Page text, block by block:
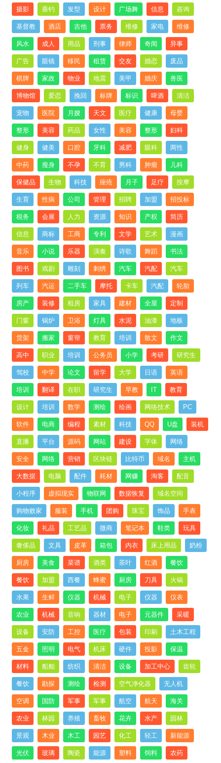
摄影 垂钓 发型 设计 广场舞 信息 咨询
基督教 酒店 吉他 票务 维修 家电 维修
风水 成人 用品 刑事 律师 奇闻 异事
广告 眼镜 移民 租赁 交友 婚恋 废品
棋牌 家政 物业 地震 美甲 婚庆 兽医
博物馆 爱恋 挽回 标牌 标识 啤酒 清洁
宠物 医院 月嫂 天文 医疗 健康 母婴
整形 美容 药品 女性 美容 整形 妇科
健身 健美 口腔 牙科 减肥 眼科 两性
中药 瘦身 不孕 不育 男科 肿瘤 儿科
保健品 生物 科技 痤疮 月子 足疗 按摩
生育 性病 公司 管理 招聘 加盟 招投标
税务 会展 人力 资源 知识 产权 简历
信息 商标 工商 专利 文学 艺术 漫画
音乐 小说 乐器 演奏 诗歌 舞蹈 书法
图书 戏剧 雕刻 刺绣 汽车 汽配 汽车
列车 汽运 二手车 摩托 卡车 汽配 轮胎
房产 装修 租房 家具 建材 全屋 定制
门窗 锅炉 卫浴 灯具 水泥 油漆 地板
货架 搬家 窗帘 教育 培训 散文 作文
高中 职业 培训 公务员 小学 考研 研究生
驾校 中学 论文 留学 大学 日语 英语
培训 翻译 在职 研究生 早教 IT 教育
设计 培训 数学 测绘 绘画 网络技术 PC
软件 电商 编程 素材 科技 QQ U盘 装机
直播 平台 源码 网站 建设 字体 网络
安全 网络 营销 区块链 比特币 域名 主机
大数据 电脑 配件 耗材 网赚 淘客 配音
小程序 虚拟现实 物联网 数据恢复 域名空间
购物败家 服装 手机 团购 珠宝 饰品 手表
化妆 礼品 工艺品 微商 笔记本 鞋类 玩具
奢侈品 文具 皮革 箱包 内衣 床上用品 奶粉
厨房 美食 菜谱 酒类 茶叶 红酒 餐饮
餐饮 加盟 西餐 蜂蜜 厨房 刀具 火锅
水果 生鲜 仪器 机械 电子 仪器 仪表
农业 机械 音响 器材 电子 元器件 采暖
设备 安防 工控 医疗 包装 印刷 土木工程
五金 照明 电气 机床 硬件 投影 保温
材料 船舶 纺织 清洁 设备 加工中心 齿轮
餐饮 勘探 测绘 检测 空气净化器 无人机
空调 国防 军事 军事 航空 航天 海关
农业 林园 养殖 畜牧 花卉 水产 园林
景观 木业 木工 园艺 化工 轻工 新能源
光伏 玻璃 陶瓷 能源 塑料 饲料 农药